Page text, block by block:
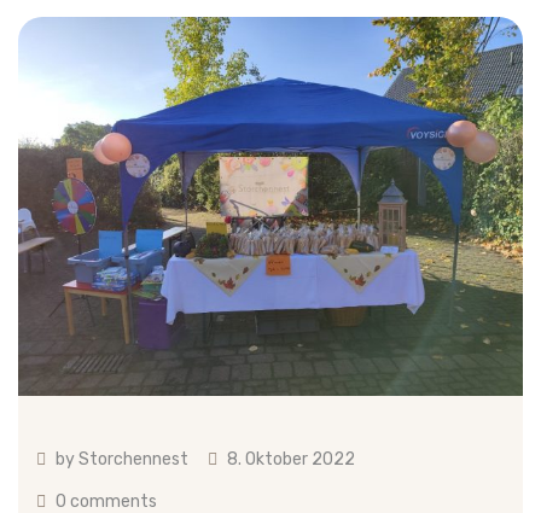
byStorchennest 8. Oktober 2022
0 comments